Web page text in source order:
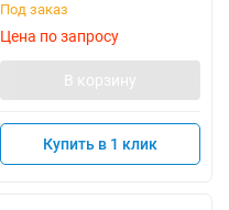
Под заказ
Цена по запросу
В корзину
Купить в 1 клик